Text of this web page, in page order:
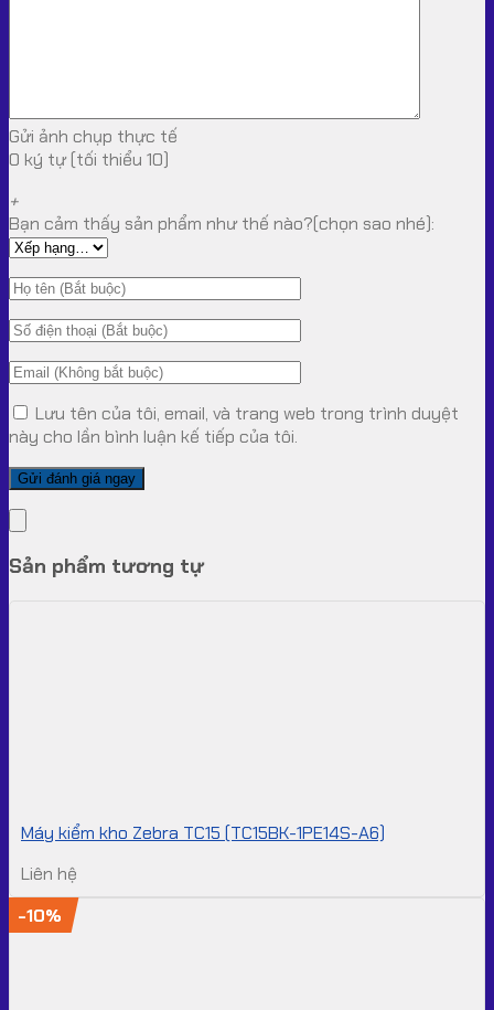
Gửi ảnh chụp thực tế
0 ký tự (tối thiểu 10)
+
Bạn cảm thấy sản phẩm như thế nào?(chọn sao nhé):
Lưu tên của tôi, email, và trang web trong trình duyệt
này cho lần bình luận kế tiếp của tôi.
Sản phẩm tương tự
Máy kiểm kho Zebra TC15 (TC15BK-1PE14S-A6)
Liên hệ
-10%